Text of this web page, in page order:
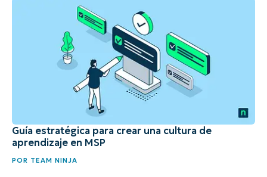
Guía estratégica para crear una cultura de
aprendizaje en MSP
POR TEAM NINJA